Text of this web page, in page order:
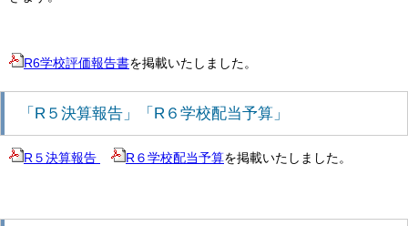
R6学校評価報告書を掲載いたしました。
「R５決算報告」 「R６学校配当予算」
R５決算報告 R６学校配当予算を掲載いたしました。